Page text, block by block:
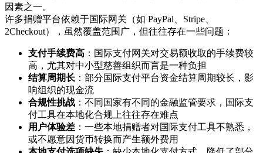
因素之一。
许多捐赠平台依赖于国际网关（如 PayPal、Stripe、
2Checkout），虽然覆盖范围广，但往往存在一些问题：
支付手续费高 ：国际支付网关对交易额收取的手续费较
高，尤其对中小型慈善组织而言是一种负担
结算周期长 ：部分国际支付平台资金结算周期较长，影
响组织的现金流
合规性挑战 ：不同国家有不同的金融监管要求，国际支
付工具在本地化合规上往往存在难点
用户体验差 ：一些本地捐赠者对国际支付工具不熟悉，
或不愿意因货币转换而产生额外费用